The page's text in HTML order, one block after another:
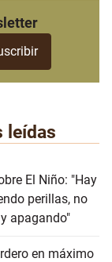
leídas
El Niño: "Hay
perillas, no
apagando"
en máximo